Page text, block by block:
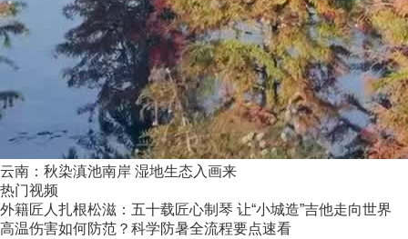
云南：秋染滇池南岸 湿地生态入画来
热门视频
外籍匠人扎根松滋：五十载匠心制琴 让“小城造”吉他走向世界
高温伤害如何防范？科学防暑全流程要点速看